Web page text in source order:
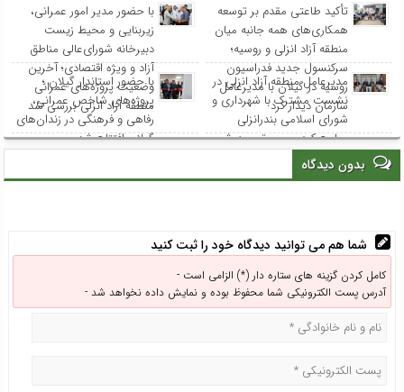
تأکید طاعتی مقدم بر توسعه
همکاری‌های همه جانبه میان
منطقه آزاد انزلی و روسیه؛
سرکنسول جدید فدراسیون
روسیه در گیلان با مدیرعامل
سازمان دیدار کرد
با حضور مدیر امور عمرانی،
زیربنایی و محیط زیست
دبیرخانه شورای‌عالی مناطق
آزاد و ویژه اقتصادی؛ آخرین
وضعیت پروژه‌های عمرانی
منطقه آزاد انزلی بررسی شد
مدیرعامل منطقه آزاد انزلی در
نشست مشترک با شهرداری و
شورای اسلامی بندرانزلی
مطرح کرد: مسیر توسعه شهر
انزلی از هم‌افزایی و مشارکت
همه نهادها می‌گذرد
با حضور استاندار گیلان ؛
پروژه‌های شاخص عمرانی،
رفاهی و فرهنگی در زندان‌های
گیلان افتتاح شد
بدون دیدگاه
شما هم می توانید دیدگاه خود را ثبت کنید
کامل کردن گزینه های ستاره دار (*) الزامی است -
آدرس پست الکترونیکی شما محفوظ بوده و نمایش داده نخواهد شد -